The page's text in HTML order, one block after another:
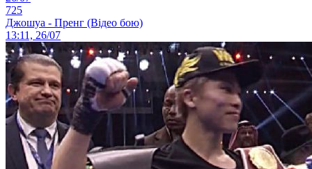
725
Джошуа - Пренг (Відео бою)
13:11, 26/07